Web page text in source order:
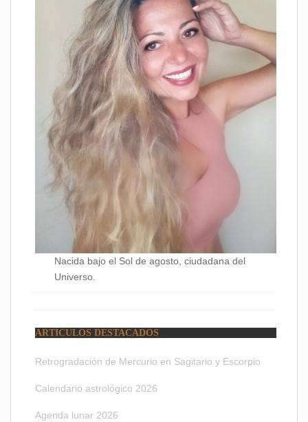
Nacida bajo el Sol de agosto, ciudadana del
Universo.
ARTÍCULOS DESTACADOS
Retrogradación de Mercurio en Sagitario y Escorpio
Calendario astrológico 2026
Agenda lunar 2026